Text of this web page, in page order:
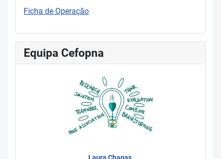
Ficha de Operação
Equipa Cefopna
Laura Chagas